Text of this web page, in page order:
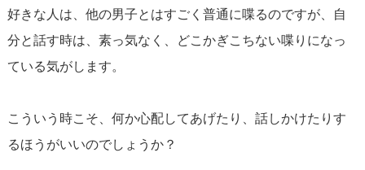
好きな人は、他の男子とはすごく普通に喋るのですが、自
分と話す時は、素っ気なく、どこかぎこちない喋りになっ
ている気がします。
こういう時こそ、何か心配してあげたり、話しかけたりす
るほうがいいのでしょうか？